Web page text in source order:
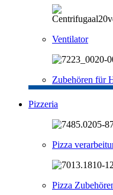
Ventilator
Zubehören für
Pizzeria
Pizza
Pizza